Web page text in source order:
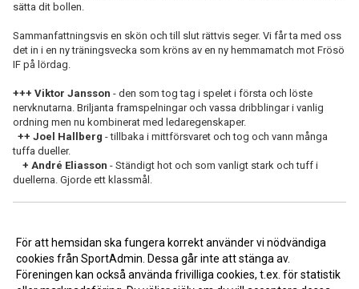
sätta dit bollen.
Sammanfattningsvis en skön och till slut rättvis seger. Vi får ta med oss
det in i en ny träningsvecka som kröns av en ny hemmamatch mot Frösö
IF på lördag.
+++ Viktor Jansson - den som tog tag i spelet i första och löste
nervknutarna. Briljanta framspelningar och vassa dribblingar i vanlig
ordning men nu kombinerat med ledaregenskaper.
++ Joel Hallberg - tillbaka i mittförsvaret och tog och vann många
tuffa dueller.
+ André Eliasson - Ständigt hot och som vanligt stark och tuff i
duellerna. Gjorde ett klassmål.
<< Tillbaka
För att hemsidan ska fungera korrekt använder vi nödvändiga
cookies från SportAdmin. Dessa går inte att stänga av.
Föreningen kan också använda frivilliga cookies, t.ex. för statistik